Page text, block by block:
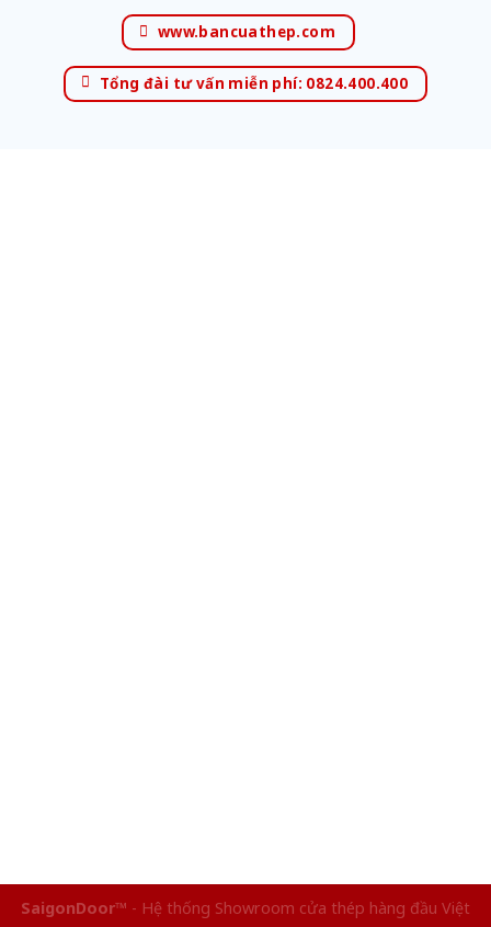
www.bancuathep.com
Tổng đài tư vấn miễn phí: 0824.400.400
SaigonDoor™ - Hệ thống Showroom cửa thép hàng đầu Việt